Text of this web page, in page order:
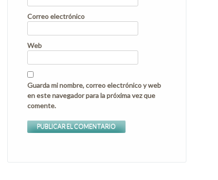
Correo electrónico
Web
Guarda mi nombre, correo electrónico y web
en este navegador para la próxima vez que
comente.